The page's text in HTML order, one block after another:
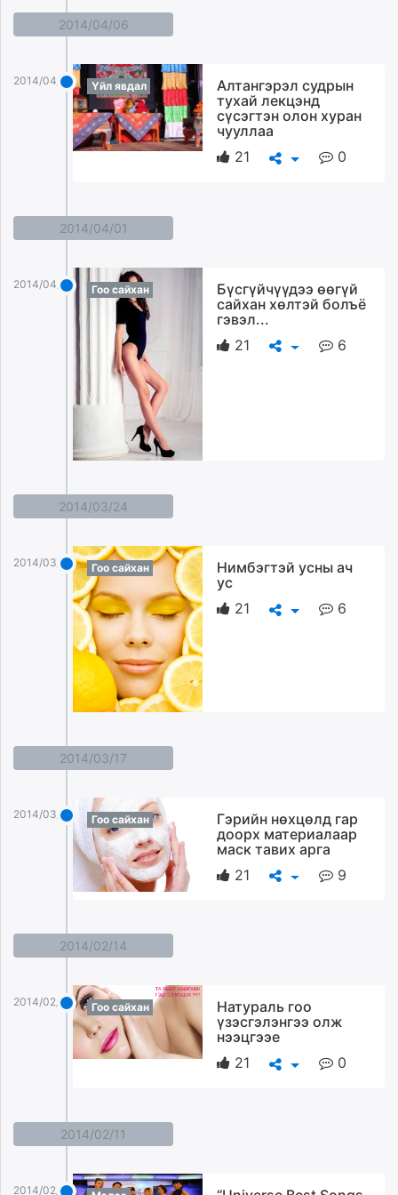
2014/04/06
2014/04/06 Үйл явдал
Алтангэрэл судрын
тухай лекцэнд
сүсэгтэн олон хуран
чууллаа
21
0
2014/04/01
2014/04/01 Гоо сайхан
Бүсгүйчүүдээ өөгүй
сайхан хөлтэй болъё
гэвэл...
21
6
2014/03/24
2014/03/24 Гоо сайхан
Нимбэгтэй усны ач
ус
21
6
2014/03/17
2014/03/17 Гоо сайхан
Гэрийн нөхцөлд гар
доорх материалаар
маск тавих арга
21
9
2014/02/14
2014/02/14 Гоо сайхан
Натураль гоо
үзэсгэлэнгээ олж
нээцгээе
21
0
2014/02/11
2014/02/11